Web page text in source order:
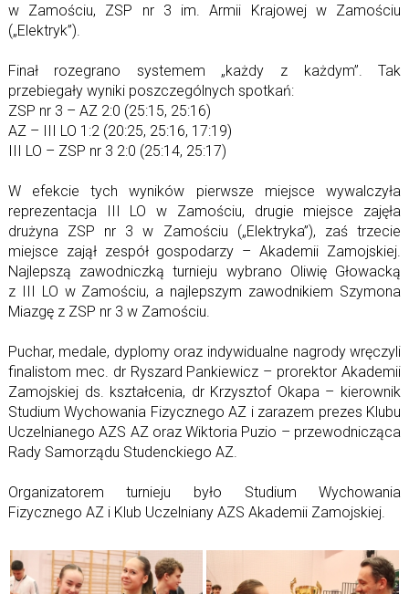
w Zamościu, ZSP nr 3 im. Armii Krajowej w Zamościu
(„Elektryk”).
Finał rozegrano systemem „każdy z każdym”. Tak
przebiegały wyniki poszczególnych spotkań:
ZSP nr 3 – AZ 2:0 (25:15, 25:16)
AZ – III LO 1:2 (20:25, 25:16, 17:19)
III LO – ZSP nr 3 2:0 (25:14, 25:17)
W efekcie tych wyników pierwsze miejsce wywalczyła
reprezentacja III LO w Zamościu, drugie miejsce zajęła
drużyna ZSP nr 3 w Zamościu („Elektryka”), zaś trzecie
miejsce zajął zespół gospodarzy – Akademii Zamojskiej.
Najlepszą zawodniczką turnieju wybrano Oliwię Głowacką
z III LO w Zamościu, a najlepszym zawodnikiem Szymona
Miazgę z ZSP nr 3 w Zamościu.
Puchar, medale, dyplomy oraz indywidualne nagrody wręczyli
finalistom mec. dr Ryszard Pankiewicz – prorektor Akademii
Zamojskiej ds. kształcenia, dr Krzysztof Okapa – kierownik
Studium Wychowania Fizycznego AZ i zarazem prezes Klubu
Uczelnianego AZS AZ oraz Wiktoria Puzio – przewodnicząca
Rady Samorządu Studenckiego AZ.
Organizatorem turnieju było Studium Wychowania
Fizycznego AZ i Klub Uczelniany AZS Akademii Zamojskiej.